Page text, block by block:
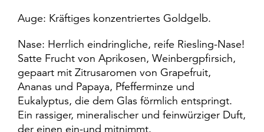
Auge: Kräftiges konzentriertes Goldgelb.
Nase: Herrlich eindringliche, reife Riesling-Nase!
Satte Frucht von Aprikosen, Weinbergpfirsich,
gepaart mit Zitrusaromen von Grapefruit,
Ananas und Papaya, Pfefferminze und
Eukalyptus, die dem Glas förmlich entspringt.
Ein rassiger, mineralischer und feinwürziger Duft,
der einen ein-und mitnimmt.